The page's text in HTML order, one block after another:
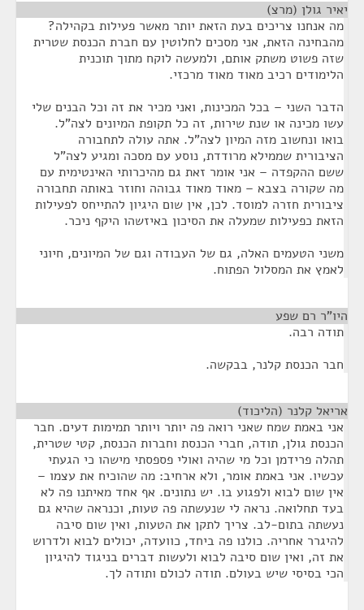
יאיר גולן (מרצ)
מה אנחנו צריכים בעת הזאת יותר מאשר פעילות בקהילה?
מהבחינה הזאת, אני מסכים לחלוטין עם חברת הכנסת שטרית
שזה פשוט משתק אותם, ולמעשה לוקח מתוך תוכנית
הלימודים רכיב מאוד מאוד מרכזי.
הדבר השני – בכל המכינות, ואני מכיר את זה וכל הבנים שלי
עשו מכינה או שנת שירות, זה כל תקופת המיונים לצה"ל.
בואו ונחשוב מזה המיון לצה"ל. אתה עולה לתחבורה
הציבורית שממילא מרודדת, נוסע עם מסכה ומגיע לצה"ל
ששם ההקפדה – אני אומר זאת גם מהיכרותי האינטימית עם
מה שקורה בצבא – מאוד מאוד גבוהה וחוזר באותה תחבורה
ציבורית חזרה למוסד. לכן, אין שום היגיון להתייחס לפעילות
הזאת כפעילות שמעלה את הסיכון באיזשהו היקף ניכר.
משני הטעמים האלה, גם של העבודה וגם של המיונים, חיוני
לאמץ את המסלול הפתוח.
היו"ר רם שפע
תודה רבה.
חבר הכנסת קלנר, בבקשה.
אריאל קלנר (הליכוד)
אני באמת שמח שאני רואה פה יותר ויותר תמימות דעים. חבר
הכנסת גולן, תודה, חברי הכנסת וחברות הכנסת, קטי שטרית,
תהלה פרידמן וכל מי שהיה ואולי פספסתי מישהו כי הגעתי
עכשיו. אני באמת אומר, ולא ארחיב: מה שהוכיח את עצמו –
אין שום לבוא ולפגוע בו. יש נתונים. אף אחד מאיתנו פה לא
בעד תחלואה. נראה לי שנעשתה פה טעות, וכנראה שהיא גם
נעשתה בתום-לב. צריך לתקן את הטעות, ואין שום סיבה
להיגרר אחריה. כולנו פה ביחד, כוועדה, יכולים לבוא ולדרוש
את זה, ואין שום סיבה לבוא ולעשות דברים בניגוד להיגיון
הכי בסיסי שיש בעולם. תודה לכולם ותודה לך.